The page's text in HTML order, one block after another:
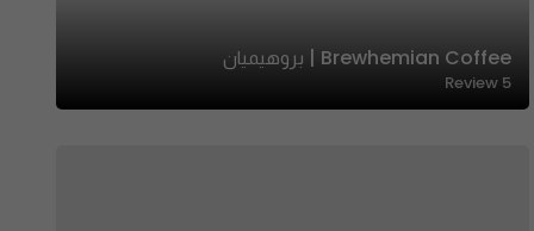
Brewhemian Coffee | بروهيميان
5
Review